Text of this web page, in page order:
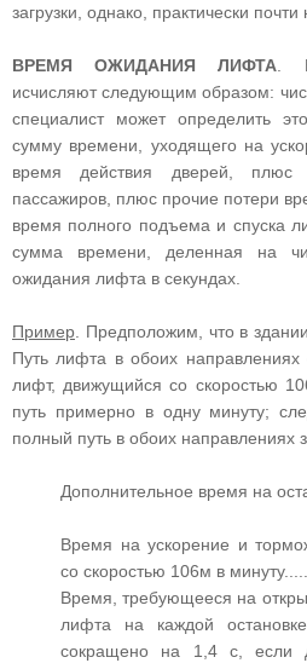
загрузки, однако, практически почти
ВРЕМЯ ОЖИДАНИЯ ЛИФТА .
исчисляют следующим образом:
специалист может определить
сумму времени, уходящего на
время действия дверей,
пассажиров, плюс прочие потери
время полного подъема и спуска
сумма времени, деленная на
ожидания лифта в секундах.
Пример . Предположим, что в
Путь лифта в обоих
лифт, движущийся со скоростью
путь примерно в одну минуту;
полный путь в обоих направлениях
Дополнительное время на
Время на ускорение и
со скоростью 106м в
Время, требующееся на
лифта на каждой
сокращено на 1,4 с, если